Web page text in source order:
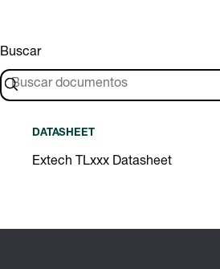
Buscar
DATASHEET
Extech TLxxx Datasheet